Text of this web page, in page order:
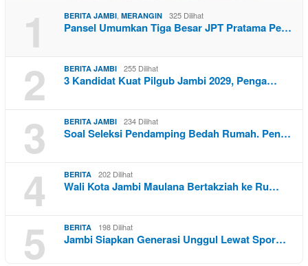
1 BERITA JAMBI, MERANGIN 325 Dilihat
Pansel Umumkan Tiga Besar JPT Pratama Pe…
2 BERITA JAMBI 255 Dilihat
3 Kandidat Kuat Pilgub Jambi 2029, Penga…
3 BERITA JAMBI 234 Dilihat
Soal Seleksi Pendamping Bedah Rumah. Pen…
4 BERITA 202 Dilihat
Wali Kota Jambi Maulana Bertakziah ke Ru…
5 BERITA 198 Dilihat
Jambi Siapkan Generasi Unggul Lewat Spor…